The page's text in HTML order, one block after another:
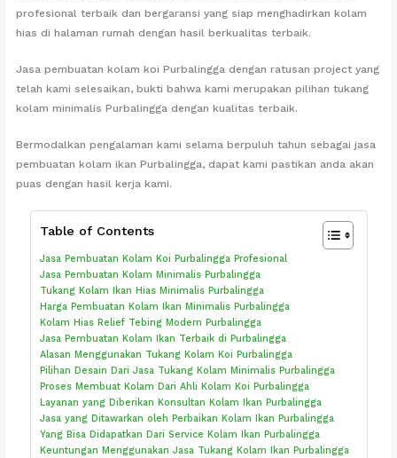
profesional terbaik dan bergaransi yang siap menghadirkan kolam
hias di halaman rumah dengan hasil berkualitas terbaik.
Jasa pembuatan kolam koi Purbalingga dengan ratusan project yang
telah kami selesaikan, bukti bahwa kami merupakan pilihan tukang
kolam minimalis Purbalingga dengan kualitas terbaik.
Bermodalkan pengalaman kami selama berpuluh tahun sebagai jasa
pembuatan kolam ikan Purbalingga, dapat kami pastikan anda akan
puas dengan hasil kerja kami.
Table of Contents
Jasa Pembuatan Kolam Koi Purbalingga Profesional
Jasa Pembuatan Kolam Minimalis Purbalingga
Tukang Kolam Ikan Hias Minimalis Purbalingga
Harga Pembuatan Kolam Ikan Minimalis Purbalingga
Kolam Hias Relief Tebing Modern Purbalingga
Jasa Pembuatan Kolam Ikan Terbaik di Purbalingga
Alasan Menggunakan Tukang Kolam Koi Purbalingga
Pilihan Desain Dari Jasa Tukang Kolam Minimalis Purbalingga
Proses Membuat Kolam Dari Ahli Kolam Koi Purbalingga
Layanan yang Diberikan Konsultan Kolam Ikan Purbalingga
Jasa yang Ditawarkan oleh Perbaikan Kolam Ikan Purbalingga
Yang Bisa Didapatkan Dari Service Kolam Ikan Purbalingga
Keuntungan Menggunakan Jasa Tukang Kolam Ikan Purbalingga